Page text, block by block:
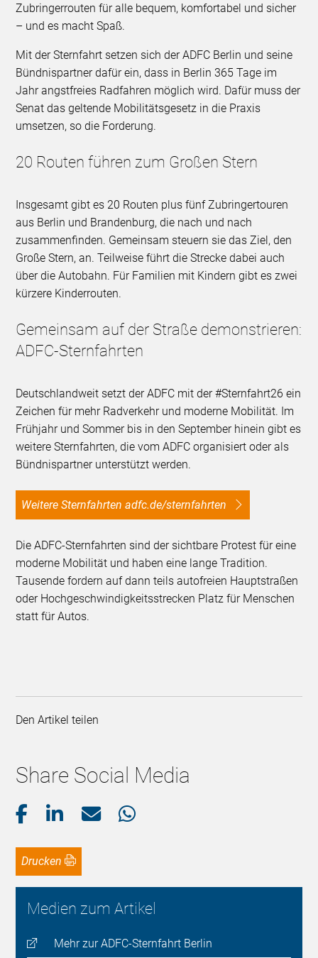
Zubringerrouten für alle bequem, komfortabel und sicher
– und es macht Spaß.
Mit der Sternfahrt setzen sich der ADFC Berlin und seine
Bündnispartner dafür ein, dass in Berlin 365 Tage im
Jahr angstfreies Radfahren möglich wird. Dafür muss der
Senat das geltende Mobilitätsgesetz in die Praxis
umsetzen, so die Forderung.
20 Routen führen zum Großen Stern
Insgesamt gibt es 20 Routen plus fünf Zubringertouren
aus Berlin und Brandenburg, die nach und nach
zusammenfinden. Gemeinsam steuern sie das Ziel, den
Große Stern, an. Teilweise führt die Strecke dabei auch
über die Autobahn. Für Familien mit Kindern gibt es zwei
kürzere Kinderrouten.
Gemeinsam auf der Straße demonstrieren:
ADFC-Sternfahrten
Deutschlandweit setzt der ADFC mit der #Sternfahrt26 ein
Zeichen für mehr Radverkehr und moderne Mobilität. Im
Frühjahr und Sommer bis in den September hinein gibt es
weitere Sternfahrten, die vom ADFC organisiert oder als
Bündnispartner unterstützt werden.
Weitere Sternfahrten adfc.de/sternfahrten
Die ADFC-Sternfahrten sind der sichtbare Protest für eine
moderne Mobilität und haben eine lange Tradition.
Tausende fordern auf dann teils autofreien Hauptstraßen
oder Hochgeschwindigkeitsstrecken Platz für Menschen
statt für Autos.
Den Artikel teilen
Share Social Media
Drucken
Medien zum Artikel
Mehr zur ADFC-Sternfahrt Berlin